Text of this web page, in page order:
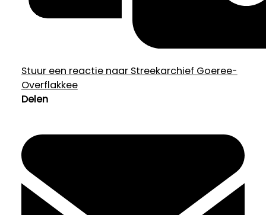
Stuur een reactie naar Streekarchief Goeree-
Overflakkee
Delen